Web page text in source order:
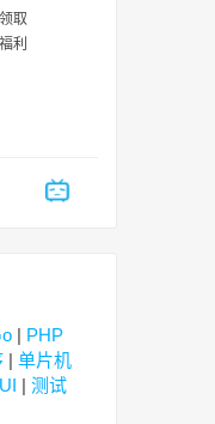
取
利
| PHP
| 单片机
UI | 测试